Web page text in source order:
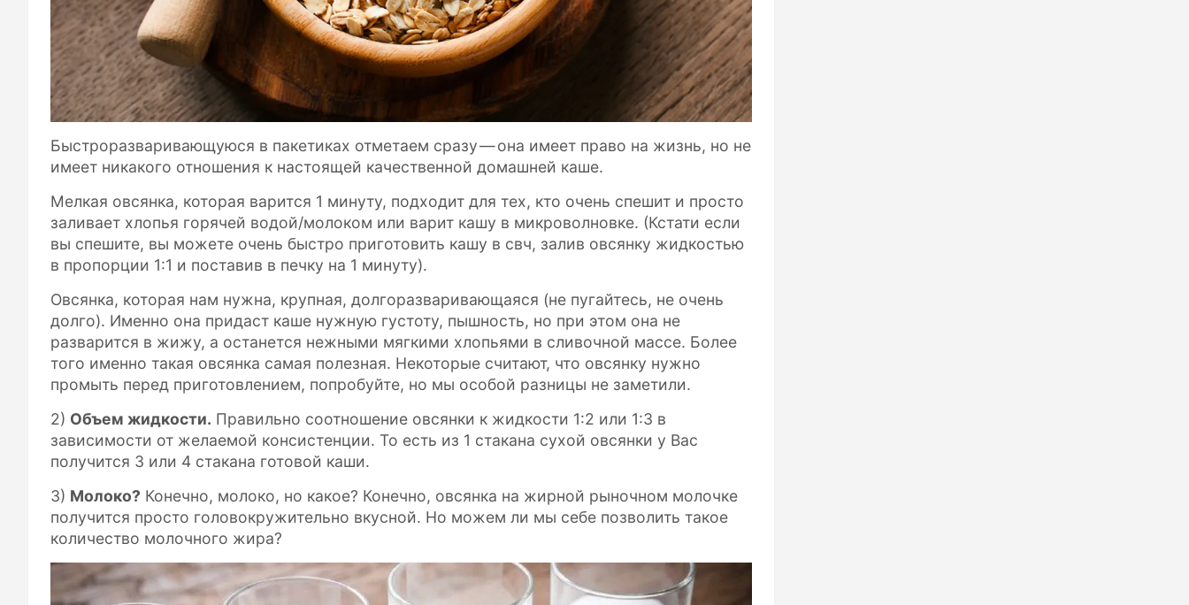
Быстроразваривающуюся в пакетиках отметаем сразу — она имеет право на жизнь, но не
имеет никакого отношения к настоящей качественной домашней каше.
Мелкая овсянка, которая варится 1 минуту, подходит для тех, кто очень спешит и просто
заливает хлопья горячей водой/молоком или варит кашу в микроволновке. (Кстати если
вы спешите, вы можете очень быстро приготовить кашу в свч, залив овсянку жидкостью
в пропорции 1:1 и поставив в печку на 1 минуту).
Овсянка, которая нам нужна, крупная, долгоразваривающаяся (не пугайтесь, не очень
долго). Именно она придаст каше нужную густоту, пышность, но при этом она не
разварится в жижу, а останется нежными мягкими хлопьями в сливочной массе. Более
того именно такая овсянка самая полезная. Некоторые считают, что овсянку нужно
промыть перед приготовлением, попробуйте, но мы особой разницы не заметили.
2) Объем жидкости. Правильно соотношение овсянки к жидкости 1:2 или 1:3 в
зависимости от желаемой консистенции. То есть из 1 стакана сухой овсянки у Вас
получится 3 или 4 стакана готовой каши.
3) Молоко? Конечно, молоко, но какое? Конечно, овсянка на жирной рыночном молочке
получится просто головокружительно вкусной. Но можем ли мы себе позволить такое
количество молочного жира?